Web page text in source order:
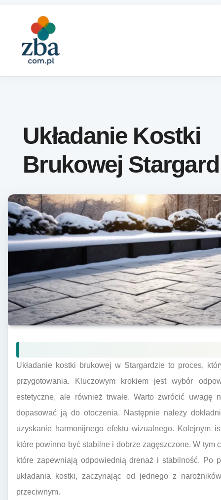
Układanie Kostki
Brukowej Stargard
Układanie kostki brukowej w Stargardzie to proces,
przygotowania. Kluczowym krokiem jest wybór
estetyczne, ale również trwałe. Warto zwrócić
dopasować ją do otoczenia. Następnie należy
uzyskanie harmonijnego efektu wizualnego. Kolejnym
które powinno być stabilne i dobrze zagęszczone. W tym
które zapewniają odpowiednią drenaż i stabilność. Po
układania kostki, zaczynając od jednego z
przeciwnym.